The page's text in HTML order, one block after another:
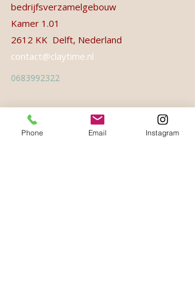
bedrijfsverzamelgebouw
Kamer 1.01
2612 KK Delft, Nederland
contact@claytime.nl
0683992322
Phone Email Instagram